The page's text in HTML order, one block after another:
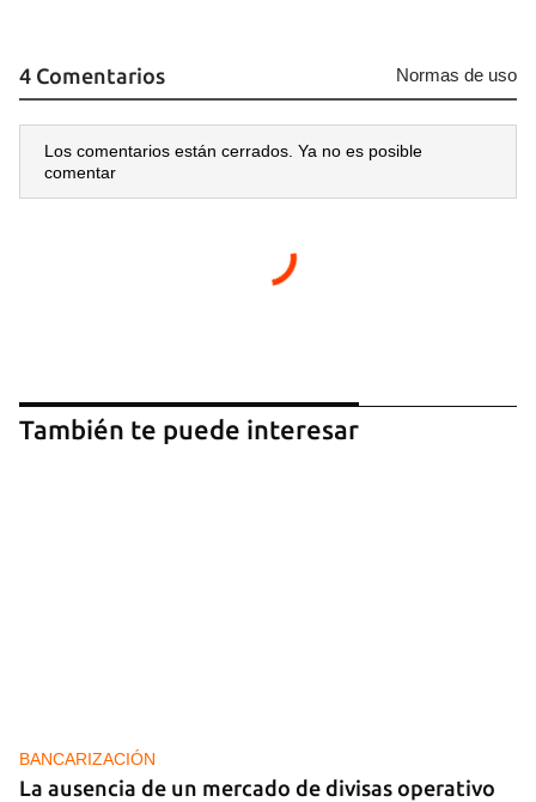
4 Comentarios Normas de uso
Los comentarios están cerrados. Ya no es posible
comentar
También te puede interesar
BANCARIZACIÓN
La ausencia de un mercado de divisas operativo